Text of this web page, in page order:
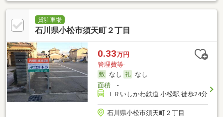
貸駐車場
石川県小松市須天町２丁目
0.33万円
管理費等-
なし
なし
面積-
ＩＲいしかわ鉄道 小松駅 徒歩24分
石川県小松市須天町２丁目